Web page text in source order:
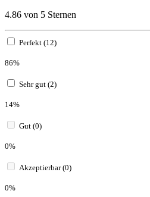
4.86 von 5 Sternen
Perfekt (12)
86%
Sehr gut (2)
14%
Gut (0)
0%
Akzeptierbar (0)
0%